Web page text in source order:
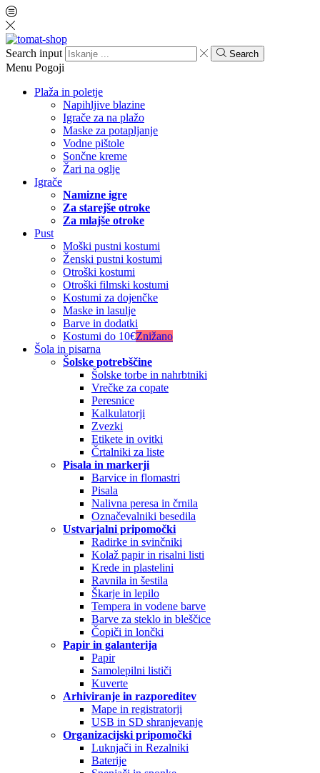
Search input Search
Menu Pogoji
Plaža in poletje
Napihljive blazine
Igrače za na plažo
Maske za potapljanje
Vodne pištole
Sončne kreme
Žari na oglje
Igrače
Namizne igre
Za starejše otroke
Za mlajše otroke
Pust
Moški pustni kostumi
Ženski pustni kostumi
Otroški kostumi
Otroški filmski kostumi
Kostumi za dojenčke
Maske in lasulje
Barve in dodatki
Kostumi do 10€Znižano
Šola in pisarna
Šolske potrebščine
Šolske torbe in nahrbtniki
Vrečke za copate
Peresnice
Kalkulatorji
Zvezki
Etikete in ovitki
Črtalniki za liste
Pisala in markerji
Barvice in flomastri
Pisala
Nalivna peresa in črnila
Označevalniki besedila
Ustvarjalni pripomočki
Radirke in svinčniki
Kolaž papir in risalni listi
Krede in plastelini
Ravnila in šestila
Škarje in lepilo
Tempera in vodene barve
Barve za steklo in bleščice
Čopiči in lončki
Papir in galanterija
Papir
Samolepilni lističi
Kuverte
Arhiviranje in razporeditev
Mape in registratorji
USB in SD shranjevanje
Organizacijski pripomočki
Luknjači in Rezalniki
Baterije